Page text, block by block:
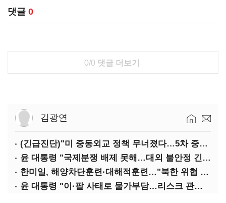
댓글 0
0/0 댓글 더보기
김광연
(긴급진단)"미 중동외교 정책 무너졌다…5차 중동전 가능성은 낮아"
윤 대통령 "국제분쟁 배제 못해…대외 불안정 긴밀대응"
한미일, 해양차단훈련·대해적훈련…"북한 위협 억제"
윤 대통령 "이·팔 사태로 물가부담…리스크 관리 만전 기해야"